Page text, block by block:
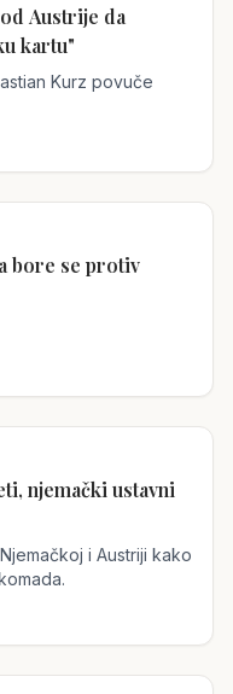
Austrije da
kartu"
bore se protiv
njemački ustavni
i Austriji kako